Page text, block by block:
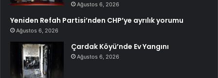
Ağustos 6, 2026
Yeniden Refah Partisi’nden CHP’ye ayrılık yorumu
Ağustos 6, 2026
Çardak Köyü’nde Ev Yangını
Ağustos 6, 2026